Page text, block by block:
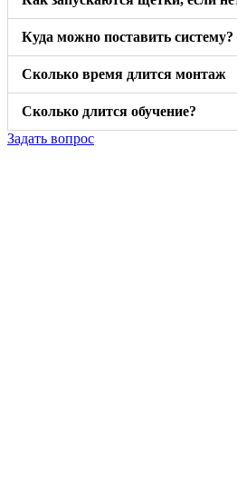
Куда можно поставить систему?
Сколько время длится монтаж
Сколько длится обучение?
Задать вопрос